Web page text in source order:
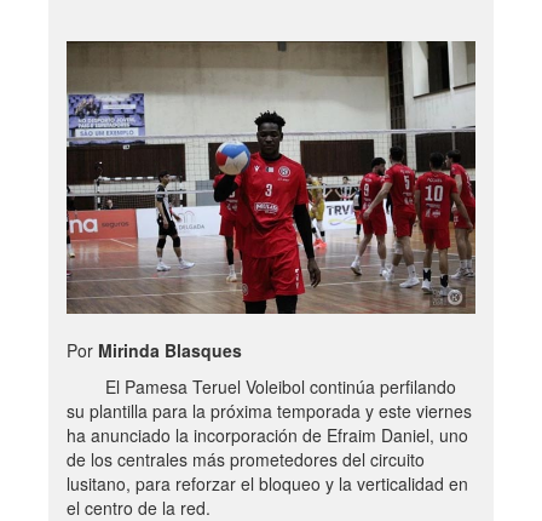
Por Mirinda Blasques
El Pamesa Teruel Voleibol continúa perfilando
su plantilla para la próxima temporada y este viernes
ha anunciado la incorporación de Efraim Daniel, uno
de los centrales más prometedores del circuito
lusitano, para reforzar el bloqueo y la verticalidad en
el centro de la red.